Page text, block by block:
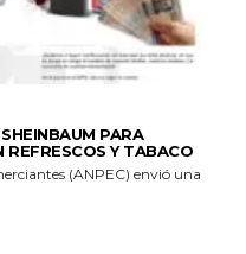
PARA
REFRESCOS Y TABACO
(ANPEC) envió una